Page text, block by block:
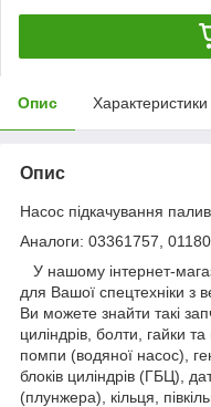
Опис Характеристики
Опис
Насос підкачування
Аналоги: 03361757,
У нашому інтернет-
для Вашої спецтехніки з
Ви можете знайти такі
циліндрів, болти, гайки
помпи (водяної насос),
блоків циліндрів (ГБЦ),
(плунжера), кільця,